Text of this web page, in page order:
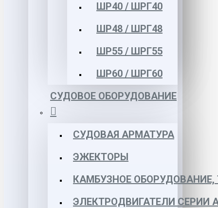
ШР40 / ШРГ40
ШР48 / ШРГ48
ШР55 / ШРГ55
ШР60 / ШРГ60
СУДОВОЕ ОБОРУДОВАНИЕ
СУДОВАЯ АРМАТУРА
ЭЖЕКТОРЫ
КАМБУЗНОЕ
ЭЛЕКТРОДВИГАТЕЛИ СЕРИИ